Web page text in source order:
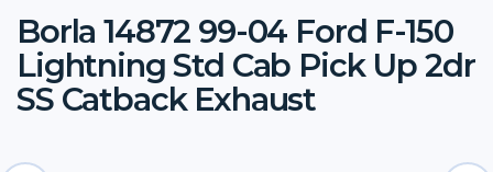
Borla 14872 99-04 Ford F-150
Lightning Std Cab Pick Up 2dr
SS Catback Exhaust